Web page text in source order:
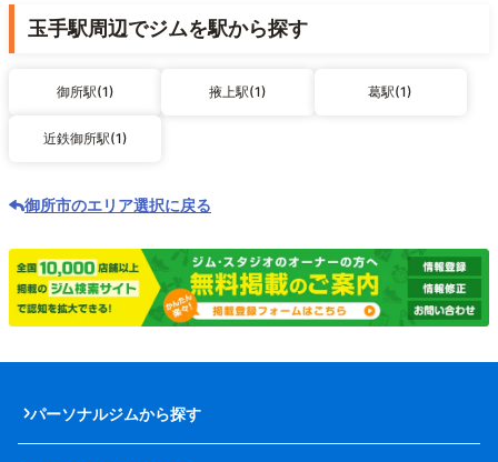
玉手駅周辺でジムを駅から探す
御所駅(1) 掖上駅(1) 葛駅(1)
近鉄御所駅(1)
御所市のエリア選択に戻る
パーソナルジムから探す